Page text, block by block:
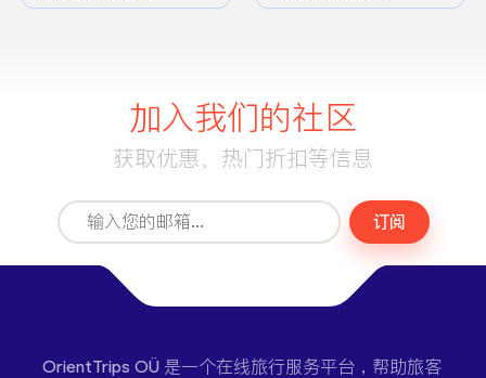
加入我们的社区
获取优惠、热门折扣等信息
订阅
OrientTrips OÜ 是一个在线旅行服务平台，帮助旅客